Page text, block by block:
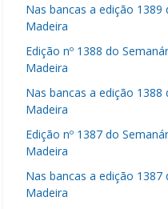
Nas bancas a edição 1389
Madeira
Edição nº 1388 do
Madeira
Nas bancas a edição 1388
Madeira
Edição nº 1387 do
Madeira
Nas bancas a edição 1387
Madeira